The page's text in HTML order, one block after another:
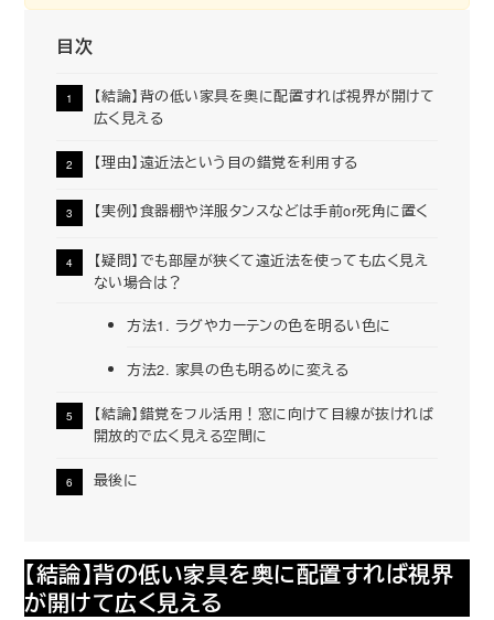
目次
【結論】背の低い家具を奥に配置すれば視界が開けて
広く見える
【理由】遠近法という目の錯覚を利用する
【実例】食器棚や洋服タンスなどは手前or死角に置く
【疑問】でも部屋が狭くて遠近法を使っても広く見え
ない場合は？
方法1. ラグやカーテンの色を明るい色に
方法2. 家具の色も明るめに変える
【結論】錯覚をフル活用！窓に向けて目線が抜ければ
開放的で広く見える空間に
最後に
【結論】背の低い家具を奥に配置すれば視界
が開けて広く見える